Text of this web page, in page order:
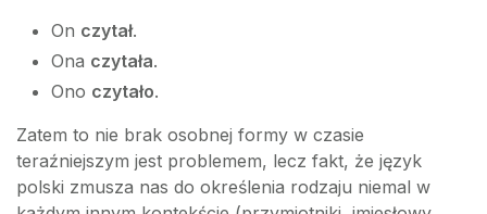
On czytał.
Ona czytała.
Ono czytało.
Zatem to nie brak osobnej formy w czasie
teraźniejszym jest problemem, lecz fakt, że język
polski zmusza nas do określenia rodzaju niemal w